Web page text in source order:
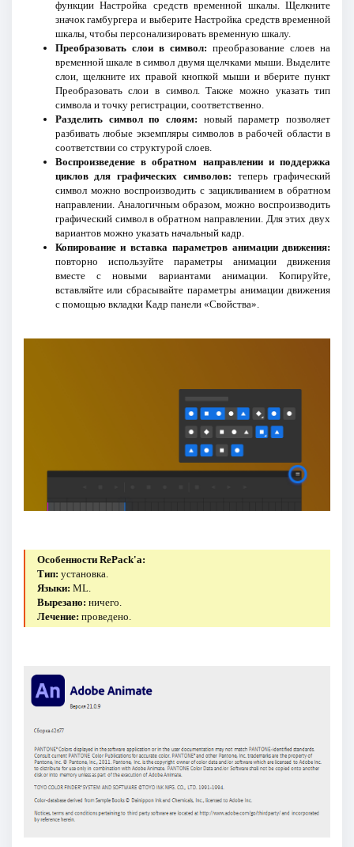
функции Настройка средств временной шкалы. Щелкните
значок гамбургера и выберите Настройка средств временной
шкалы, чтобы персонализировать временную шкалу.
Преобразовать слои в символ: преобразование слоев на
временной шкале в символ двумя щелчками мыши. Выделите
слои, щелкните их правой кнопкой мыши и вберите пункт
Преобразовать слои в символ. Также можно указать тип
символа и точку регистрации, соответственно.
Разделить символ по слоям: новый параметр позволяет
разбивать любые экземпляры символов в рабочей области в
соответствии со структурой слоев.
Воспроизведение в обратном направлении и поддержка
циклов для графических символов: теперь графический
символ можно воспроизводить с зацикливанием в обратном
направлении. Аналогичным образом, можно воспроизводить
графический символ в обратном направлении. Для этих двух
вариантов можно указать начальный кадр.
Копирование и вставка параметров анимации движения:
повторно используйте параметры анимации движения
вместе с новыми вариантами анимации. Копируйте,
вставляйте или сбрасывайте параметры анимации движения
с помощью вкладки Кадр панели «Свойства».
Особенности RePack'a:
Тип: установка.
Языки: ML.
Вырезано: ничего.
Лечение: проведено.